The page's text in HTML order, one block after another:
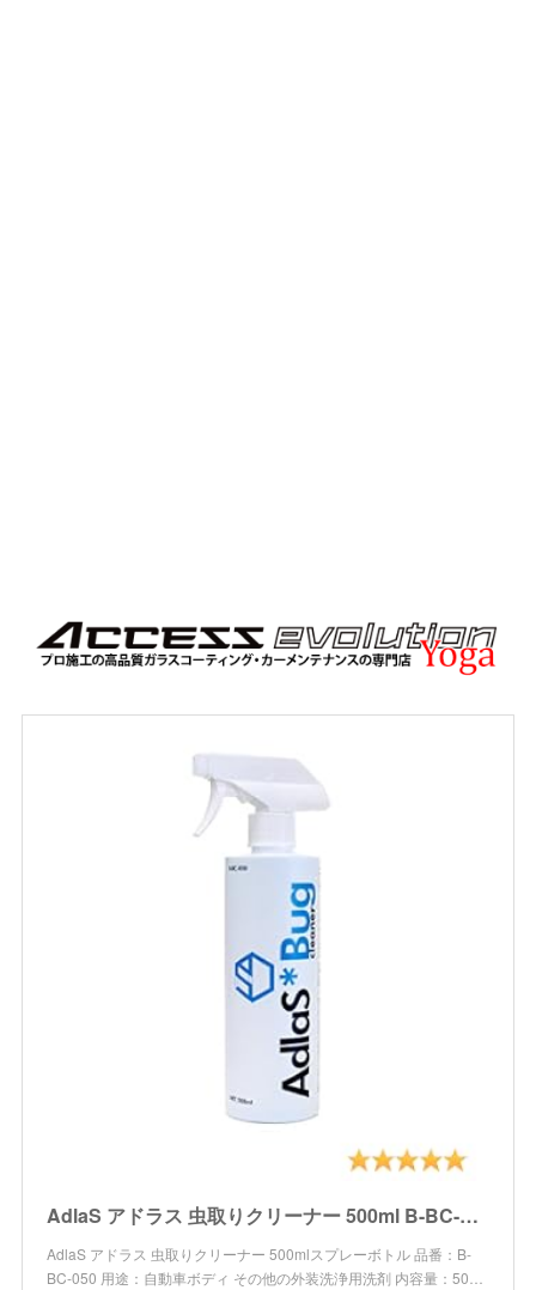
AdlaS アドラス 虫取りクリーナー 500ml B-BC-050 ボディ・ガラスに付いた虫・鳥糞、傷をつけずに分解除去
AdlaS アドラス 虫取りクリーナー 500mlスプレーボトル 品番：B-
BC-050 用途：自動車ボディ その他の外装洗浄用洗剤 内容量：50…